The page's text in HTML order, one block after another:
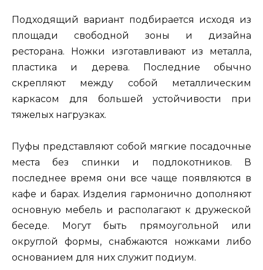
Подходящий вариант подбирается исходя из
площади свободной зоны и дизайна
ресторана. Ножки изготавливают из металла,
пластика и дерева. Последние обычно
скрепляют между собой металлическим
каркасом для большей устойчивости при
тяжелых нагрузках.
Пуфы представляют собой мягкие посадочные
места без спинки и подлокотников. В
последнее время они все чаще появляются в
кафе и барах. Изделия гармонично дополняют
основную мебель и располагают к дружеской
беседе. Могут быть прямоугольной или
округлой формы, снабжаются ножками либо
основанием для них служит подиум.